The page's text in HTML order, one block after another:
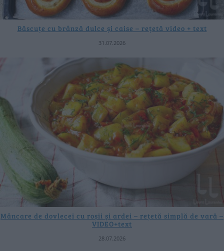
Băscuțe cu brânză dulce și caise – rețetă video + text
31.07.2026
Mâncare de dovlecei cu roșii și ardei – rețetă simplă de vară –
VIDEO+text
28.07.2026